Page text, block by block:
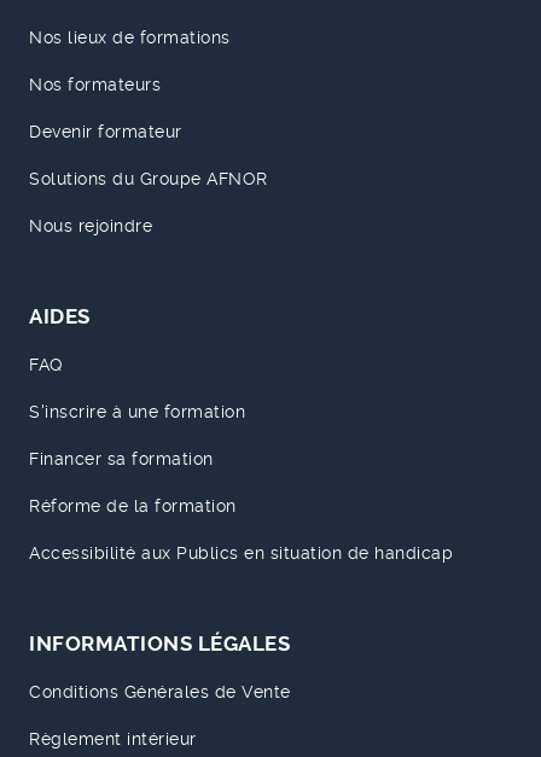
Nos lieux de formations
Nos formateurs
Devenir formateur
Solutions du Groupe AFNOR
Nous rejoindre
AIDES
FAQ
S'inscrire à une formation
Financer sa formation
Réforme de la formation
Accessibilité aux Publics en situation de handicap
INFORMATIONS LÉGALES
Conditions Générales de Vente
Règlement intérieur